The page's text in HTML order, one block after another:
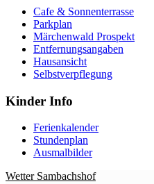
Cafe & Sonnenterrasse
Parkplan
Märchenwald Prospekt
Entfernungsangaben
Hausansicht
Selbstverpflegung
Kinder Info
Ferienkalender
Stundenplan
Ausmalbilder
Wetter Sambachshof